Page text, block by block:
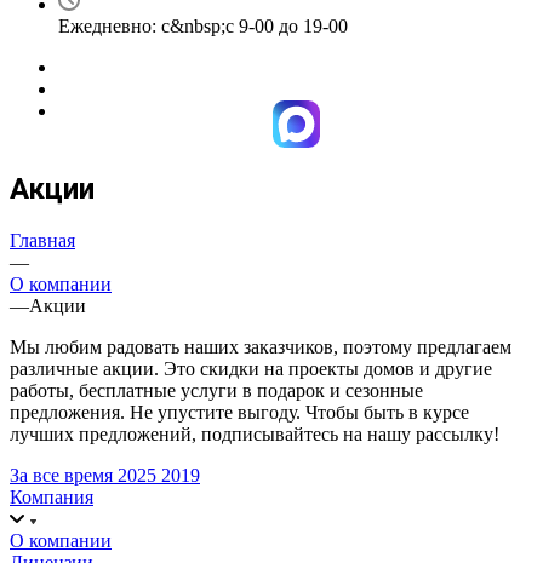
Ежедневно: с&nbsp;с 9-00 до 19-00
Акции
Главная
—
О компании
—Акции
Мы любим радовать наших заказчиков, поэтому предлагаем
различные акции. Это скидки на проекты домов и другие
работы, бесплатные услуги в подарок и сезонные
предложения. Не упустите выгоду. Чтобы быть в курсе
лучших предложений, подписывайтесь на нашу рассылку!
За все время 2025 2019
Компания
О компании